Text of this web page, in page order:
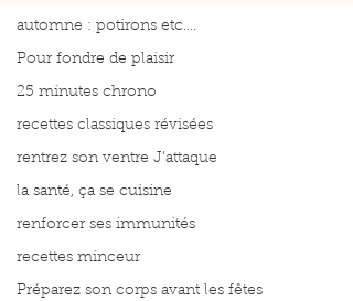
automne : potirons etc....
Pour fondre de plaisir
25 minutes chrono
recettes classiques révisées
rentrez son ventre J'attaque
la santé, ça se cuisine
renforcer ses immunités
recettes minceur
Préparez son corps avant les fêtes